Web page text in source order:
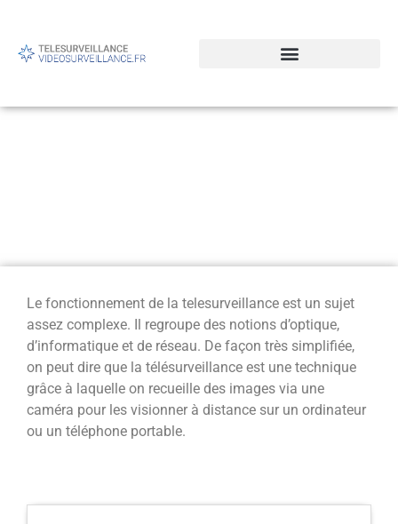
Le fonctionnement de la telesurveillance est un sujet
assez complexe. Il regroupe des notions d’optique,
d’informatique et de réseau. De façon très simplifiée,
on peut dire que la télésurveillance est une technique
grâce à laquelle on recueille des images via une
caméra pour les visionner à distance sur un ordinateur
ou un téléphone portable.